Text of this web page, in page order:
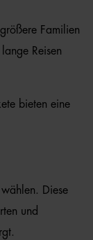
Familien
Reisen
bieten eine
Diese
und